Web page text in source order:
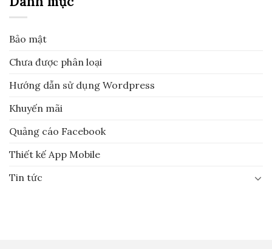
Bảo mật
Chưa được phân loại
Hướng dẫn sử dụng Wordpress
Khuyến mãi
Quảng cáo Facebook
Thiết kế App Mobile
Tin tức